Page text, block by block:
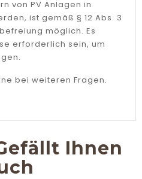
von PV Anlagen in
ist gemäß § 12 Abs. 3
möglich. Es
erforderlich sein, um
bei weiteren Fragen.
Ihnen